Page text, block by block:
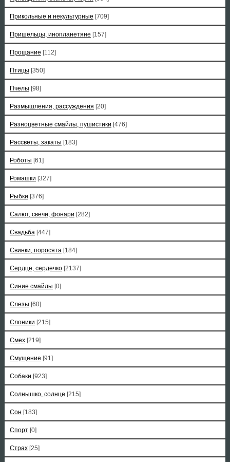
Прикольные и некультурные [709]
Пришельцы, инопланетяне [157]
Прощание [112]
Птицы [350]
Пчелы [98]
Размышления, рассуждения [20]
Разноцветные смайлы, пушистики [476]
Рассветы, закаты [183]
Роботы [61]
Ромашки [327]
Рыбки [376]
Салют, свечи, фонари [282]
Свадьба [447]
Свинки, поросята [184]
Сердце, сердечко [2137]
Синие смайлы [0]
Слезы [60]
Слоники [215]
Смех [219]
Смущение [91]
Собаки [923]
Солнышко, солнце [215]
Сон [183]
Спорт [0]
Страх [25]